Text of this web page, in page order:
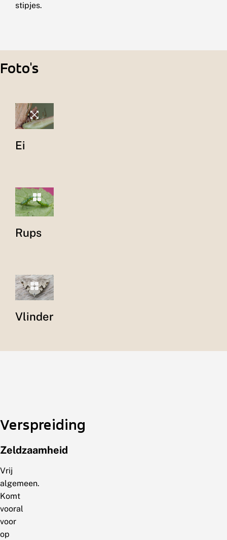
stipjes.
Foto's
Ei
Rups
Vlinder
Verspreiding
Zeldzaamheid
Vrij
algemeen.
Komt
vooral
voor
op